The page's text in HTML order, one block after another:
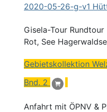
2020-05-26-g-v1
Gisela-Tour
Rot, See
Gebietskollektion
Bnd. 2
Anfahrt mit ÖPNV &